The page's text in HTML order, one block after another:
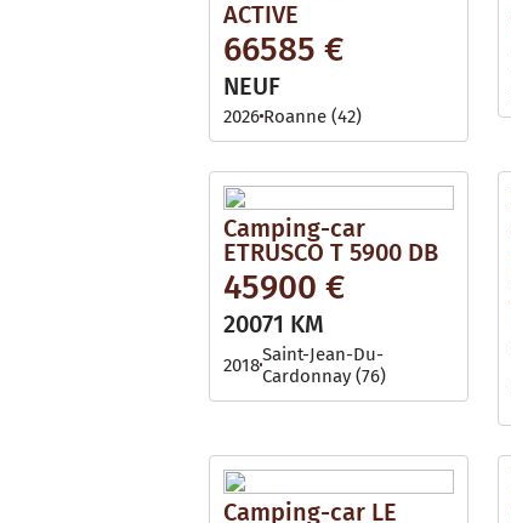
ACTIVE
66585 €
NEUF
2026 Roanne (42)
Camping-car
ETRUSCO T 5900 DB
45900 €
20071 KM
2018Saint-Jean-Du-
Cardonnay (76)
Camping-car LE